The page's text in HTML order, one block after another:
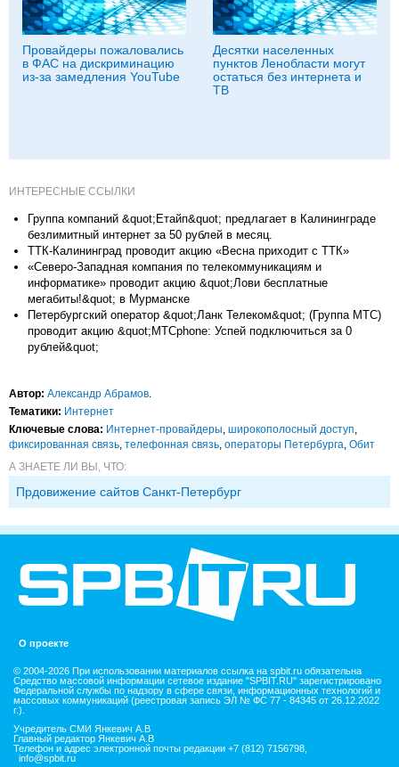
Провайдеры пожаловались
в ФАС на дискриминацию
из-за замедления YouTube
Десятки населенных
пунктов Ленобласти могут
остаться без интернета и
ТВ
ИНТЕРЕСНЫЕ ССЫЛКИ
Группа компаний &quot;Етайп&quot; предлагает в Калининграде
безлимитный интернет за 50 рублей в месяц.
ТТК-Калининград проводит акцию «Весна приходит с ТТК»
«Северо-Западная компания по телекоммуникациям и
информатике» проводит акцию &quot;Лови бесплатные
мегабиты!&quot; в Мурманске
Петербургский оператор &quot;Ланк Телеком&quot; (Группа МТС)
проводит акцию &quot;MTCphone: Успей подключиться за 0
рублей&quot;
Автор: Александр Абрамов
Тематики: Интернет
Ключевые слова: Интернет-провайдеры широкополосный доступ
фиксированная связь телефонная связь операторы Петербурга Обит
А ЗНАЕТЕ ЛИ ВЫ, ЧТО:
Прдовижение сайтов Санкт-Петербург
О проекте
© 2004-2026 При использовании материалов ссылка на spbit.ru обязательна
Средство массовой информации сетевое издание "SPBIT.RU" зарегистрировано
Федеральной службы по надзору в сфере связи, информационных технологий и
массовых коммуникаций (реестровая запись ЭЛ № ФС 77 - 84345 от 26.12.2022
г.).
Учредитель СМИ Янкевич А.В
Главный редактор Янкевич А.В
Телефон и адрес электронной почты редакции +7 (812) 7156798,
info@spbit.ru